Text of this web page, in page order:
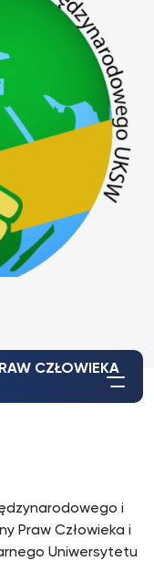
CZŁOWIEKA
i
Praw Człowieka i
Uniwersytetu